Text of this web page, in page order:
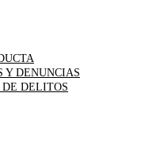
Y DENUNCIAS
DELITOS